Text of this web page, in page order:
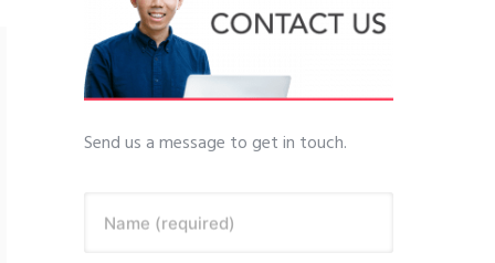
Send us a message to get in touch.
Name (required)